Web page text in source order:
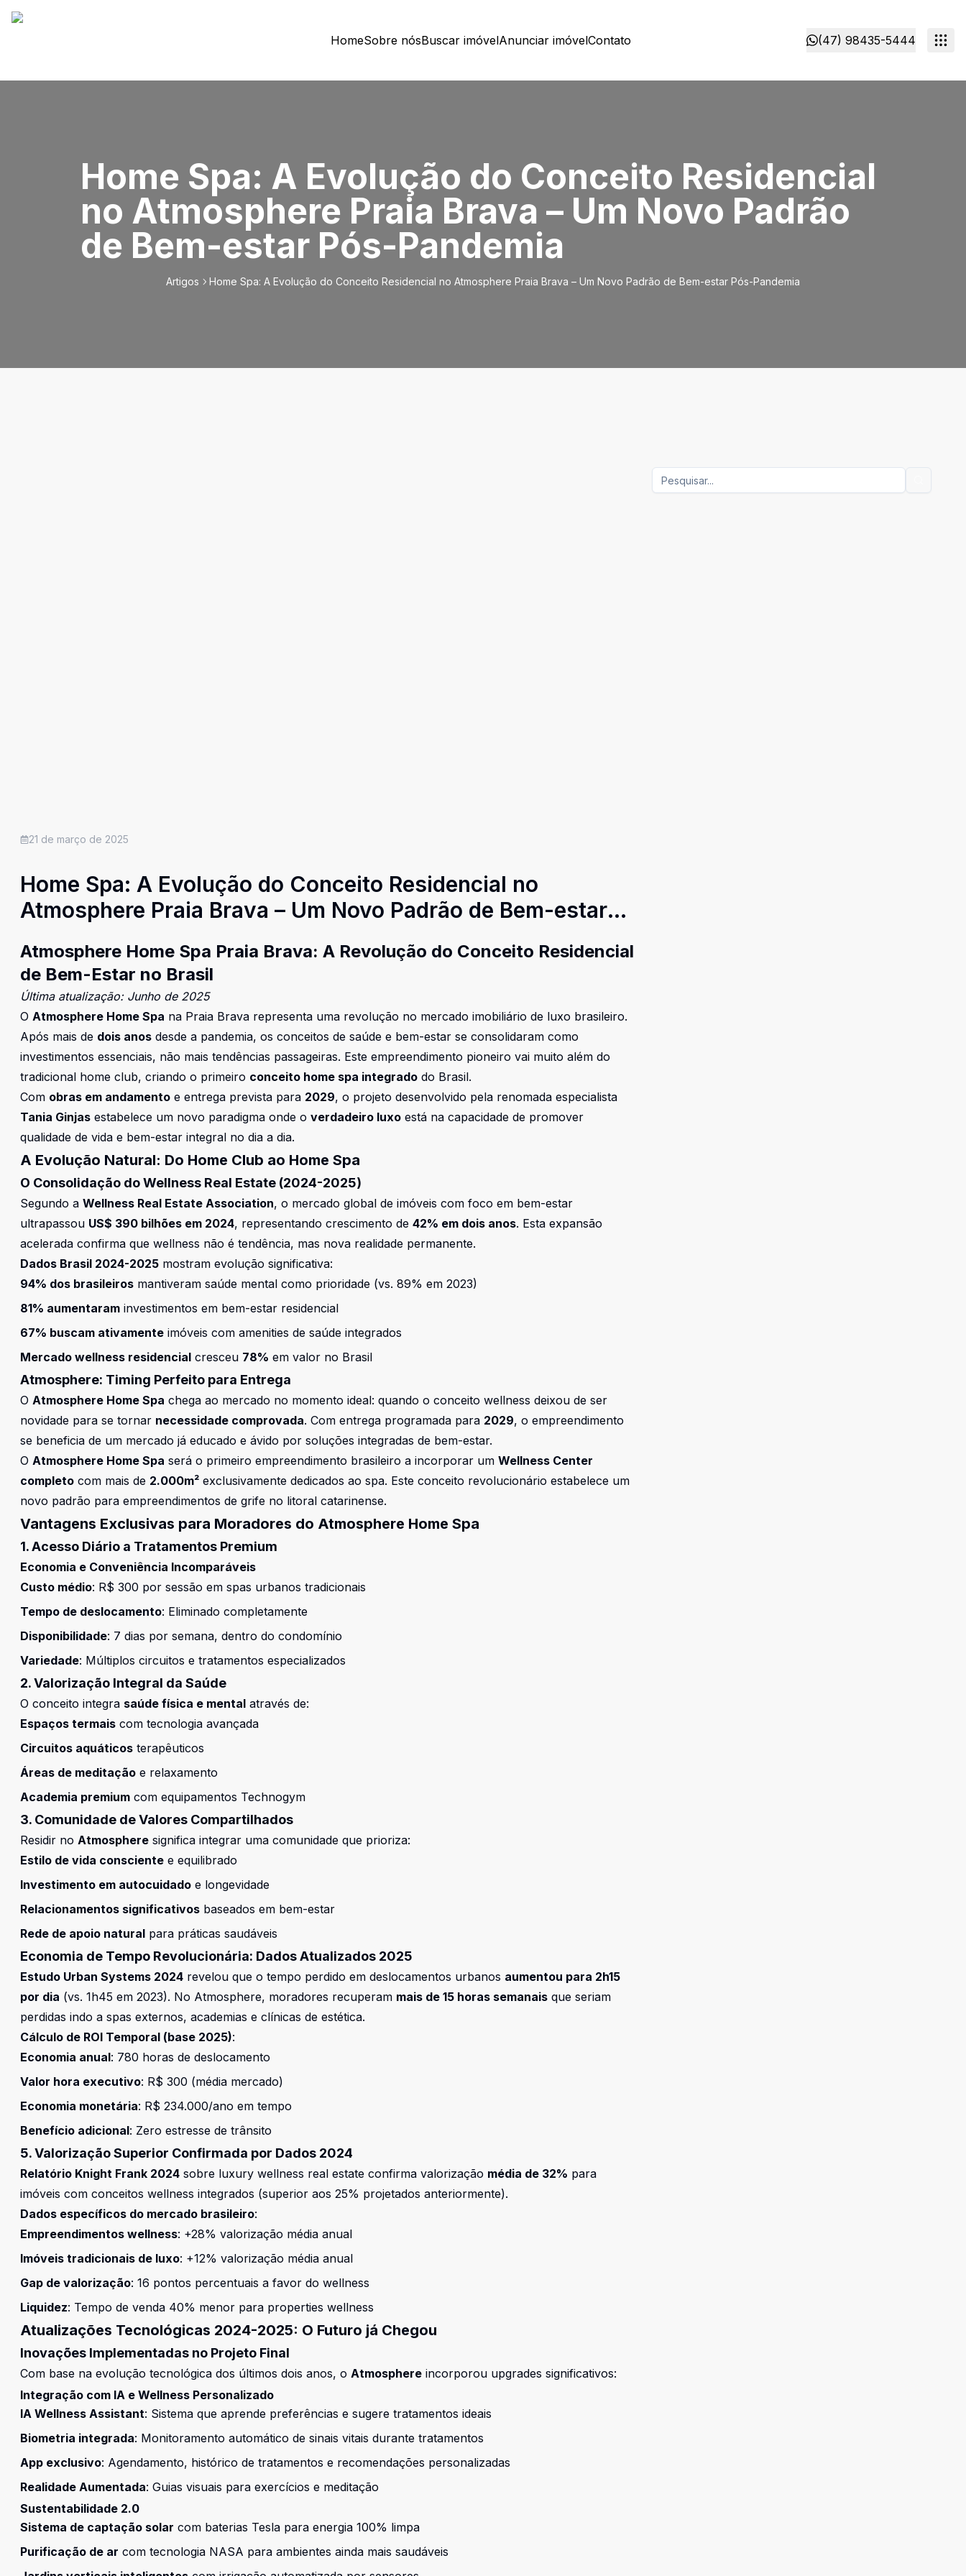
HomeSobre nósBuscar imóvelAnunciar imóvelContato (47) 98435-5444
Home Spa: A Evolução do Conceito Residencial
no Atmosphere Praia Brava – Um Novo Padrão
de Bem-estar Pós-Pandemia
Artigos Home Spa: A Evolução do Conceito Residencial no Atmosphere Praia Brava – Um Novo Padrão de Bem-estar Pós-Pandemia
21 de março de 2025
Home Spa: A Evolução do Conceito Residencial no
Atmosphere Praia Brava – Um Novo Padrão de Bem-estar
Atmosphere Home Spa Praia Brava: A Revolução do Conceito Residencial
de Bem-Estar no Brasil
Última atualização: Junho de 2025
O Atmosphere Home Spa na Praia Brava representa uma revolução no mercado imobiliário de luxo brasileiro.
Após mais de dois anos desde a pandemia, os conceitos de saúde e bem-estar se consolidaram como
investimentos essenciais, não mais tendências passageiras. Este empreendimento pioneiro vai muito além do
tradicional home club, criando o primeiro conceito home spa integrado do Brasil.
Com obras em andamento e entrega prevista para 2029, o projeto desenvolvido pela renomada especialista
Tania Ginjas estabelece um novo paradigma onde o verdadeiro luxo está na capacidade de promover
qualidade de vida e bem-estar integral no dia a dia.
A Evolução Natural: Do Home Club ao Home Spa
O Consolidação do Wellness Real Estate (2024-2025)
Segundo a Wellness Real Estate Association, o mercado global de imóveis com foco em bem-estar
ultrapassou US$ 390 bilhões em 2024, representando crescimento de 42% em dois anos. Esta expansão
acelerada confirma que wellness não é tendência, mas nova realidade permanente.
Dados Brasil 2024-2025 mostram evolução significativa:
94% dos brasileiros mantiveram saúde mental como prioridade (vs. 89% em 2023)
81% aumentaram investimentos em bem-estar residencial
67% buscam ativamente imóveis com amenities de saúde integrados
Mercado wellness residencial cresceu 78% em valor no Brasil
Atmosphere: Timing Perfeito para Entrega
O Atmosphere Home Spa chega ao mercado no momento ideal: quando o conceito wellness deixou de ser
novidade para se tornar necessidade comprovada. Com entrega programada para 2029, o empreendimento
se beneficia de um mercado já educado e ávido por soluções integradas de bem-estar.
O Atmosphere Home Spa será o primeiro empreendimento brasileiro a incorporar um Wellness Center
completo com mais de 2.000m² exclusivamente dedicados ao spa. Este conceito revolucionário estabelece um
novo padrão para empreendimentos de grife no litoral catarinense.
Vantagens Exclusivas para Moradores do Atmosphere Home Spa
1. Acesso Diário a Tratamentos Premium
Economia e Conveniência Incomparáveis
Custo médio: R$ 300 por sessão em spas urbanos tradicionais
Tempo de deslocamento: Eliminado completamente
Disponibilidade: 7 dias por semana, dentro do condomínio
Variedade: Múltiplos circuitos e tratamentos especializados
2. Valorização Integral da Saúde
O conceito integra saúde física e mental através de:
Espaços termais com tecnologia avançada
Circuitos aquáticos terapêuticos
Áreas de meditação e relaxamento
Academia premium com equipamentos Technogym
3. Comunidade de Valores Compartilhados
Residir no Atmosphere significa integrar uma comunidade que prioriza:
Estilo de vida consciente e equilibrado
Investimento em autocuidado e longevidade
Relacionamentos significativos baseados em bem-estar
Rede de apoio natural para práticas saudáveis
Economia de Tempo Revolucionária: Dados Atualizados 2025
Estudo Urban Systems 2024 revelou que o tempo perdido em deslocamentos urbanos aumentou para 2h15
por dia (vs. 1h45 em 2023). No Atmosphere, moradores recuperam mais de 15 horas semanais que seriam
perdidas indo a spas externos, academias e clínicas de estética.
Cálculo de ROI Temporal (base 2025):
Economia anual: 780 horas de deslocamento
Valor hora executivo: R$ 300 (média mercado)
Economia monetária: R$ 234.000/ano em tempo
Benefício adicional: Zero estresse de trânsito
5. Valorização Superior Confirmada por Dados 2024
Relatório Knight Frank 2024 sobre luxury wellness real estate confirma valorização média de 32% para
imóveis com conceitos wellness integrados (superior aos 25% projetados anteriormente).
Dados específicos do mercado brasileiro:
Empreendimentos wellness: +28% valorização média anual
Imóveis tradicionais de luxo: +12% valorização média anual
Gap de valorização: 16 pontos percentuais a favor do wellness
Liquidez: Tempo de venda 40% menor para properties wellness
Atualizações Tecnológicas 2024-2025: O Futuro já Chegou
Inovações Implementadas no Projeto Final
Com base na evolução tecnológica dos últimos dois anos, o Atmosphere incorporou upgrades significativos:
Integração com IA e Wellness Personalizado
IA Wellness Assistant: Sistema que aprende preferências e sugere tratamentos ideais
Biometria integrada: Monitoramento automático de sinais vitais durante tratamentos
App exclusivo: Agendamento, histórico de tratamentos e recomendações personalizadas
Realidade Aumentada: Guias visuais para exercícios e meditação
Sustentabilidade 2.0
Sistema de captação solar com baterias Tesla para energia 100% limpa
Purificação de ar com tecnologia NASA para ambientes ainda mais saudáveis